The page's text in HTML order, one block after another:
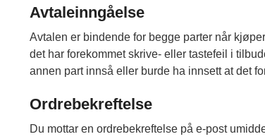
Avtaleinngåelse
Avtalen er bindende for begge parter når
det har forekommet skrive- eller tastefeil i
annen part innså eller burde ha innsett at det
Ordrebekreftelse
Du mottar en ordrebekreftelse på e-post